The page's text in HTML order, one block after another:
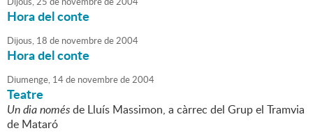
Hora del conte
Dijous, 18 de novembrede2004
Hora del conte
Diumenge, 14de novembrede2004
Teatre
Un dia nomésde Lluís Massimon, a càrrec del Grup el Tramvia
de Mataró